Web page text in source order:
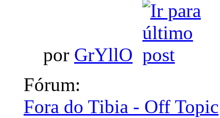
por GrYllO
Fórum:
Fora do Tibia - Off Topic